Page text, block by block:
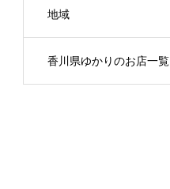
地域
香川県ゆかりのお店一覧